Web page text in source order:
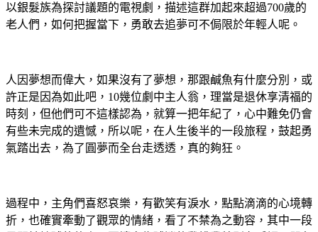
以銀髮族為探討議題的電視劇，描述這群加起來超過700歲的
老人們，如何把握當下，勇敢去追夢可不侷限於年輕人呢。
人因夢想而偉大，如果沒有了夢想，那跟鹹魚有什麼分別，或
許正是因為如此吧，10幾位劇中主人翁，理當是退休享清福的
時刻，但他們可不這樣認為，就算一把年紀了，心中難免仍會
有些未完成的遺憾，所以呢，在人生後半的一段旅程，鼓起勇
氣踏出去，為了圓夢而全台走透透，真的夠狂。
過程中，主角們喜怒哀樂，有歡笑有淚水，點點滴滴的心境轉
折，也確實牽動了觀眾的情緒，看了不禁為之動容，其中一段